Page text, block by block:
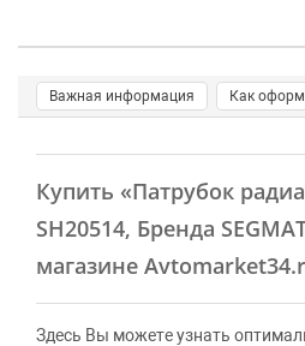
Важная информация Как
Купить «Патрубок
SH20514, Бренда
магазине
Здесь Вы можете узнать